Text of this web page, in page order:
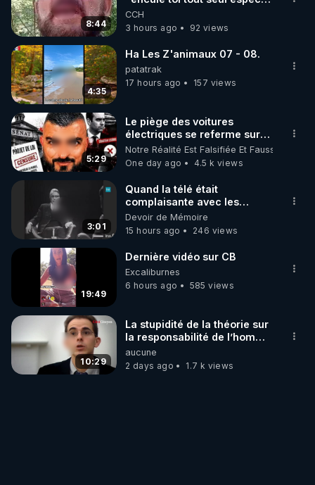
8:44
de mal polish"
CCH
3 hours ago
92 views
4:35
Ha Les Z'animaux 07 - 08.
patatrak
17 hours ago
157 views
5:29
Le piège des voitures
électriques se referme sur
les usagers !
Notre Réalité Est Falsifiée Et Fausse
One day ago
4.5 k views
3:01
Quand la télé était
complaisante avec les
pédophiles
Devoir de Mémoire
15 hours ago
246 views
19:49
Dernière vidéo sur CB
Excaliburnes
6 hours ago
585 views
10:29
La stupidité de la théorie sur
la responsabilité de l’homme
concernant le dioxyde de
carbone.
aucune
2 days ago
1.7 k views